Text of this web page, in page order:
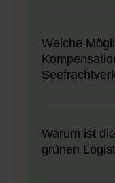
Welche
Warum ist
grünen